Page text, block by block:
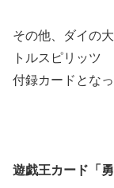
その他、ダイの
トルスピリッ
付録カードとなっ
遊戯王カード「